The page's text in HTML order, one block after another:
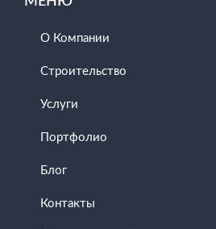
О Компании
Строительство
Услуги
Портфолио
Блог
Контакты